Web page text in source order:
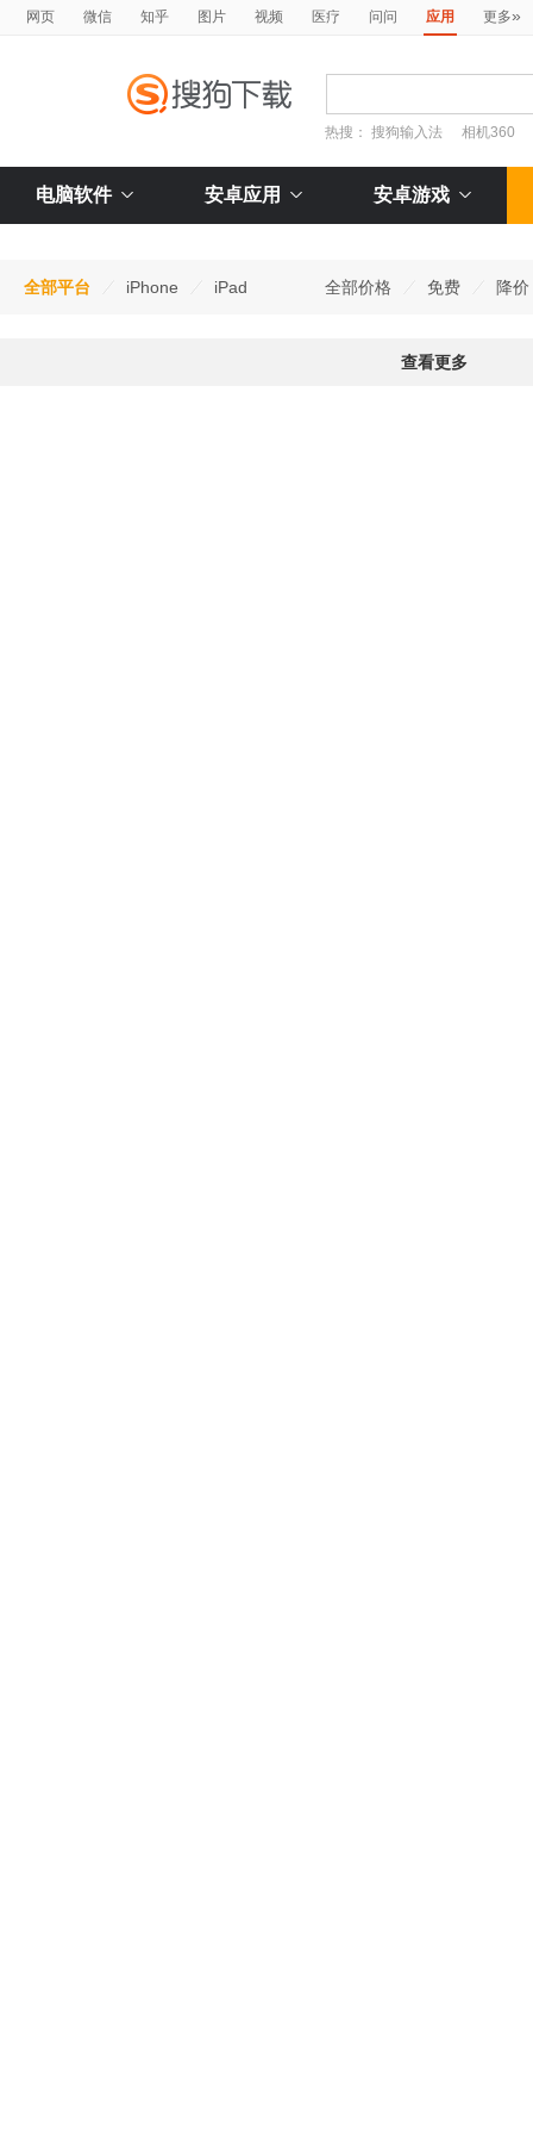
网页 微信 知乎 图片 视频 医疗 问问 应用 更多»
热搜：搜狗输入法 相机360
电脑软件 安卓应用 安卓游戏
全部平台 iPhone iPad 全部价格 免费 降价
查看更多